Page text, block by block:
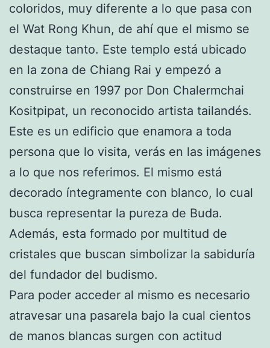
coloridos, muy diferente a lo que pasa con
el Wat Rong Khun, de ahí que el mismo se
destaque tanto. Este templo está ubicado
en la zona de Chiang Rai y empezó a
construirse en 1997 por Don Chalermchai
Kositpipat, un reconocido artista tailandés.
Este es un edificio que enamora a toda
persona que lo visita, verás en las imágenes
a lo que nos referimos. El mismo está
decorado íntegramente con blanco, lo cual
busca representar la pureza de Buda.
Además, esta formado por multitud de
cristales que buscan simbolizar la sabiduría
del fundador del budismo.
Para poder acceder al mismo es necesario
atravesar una pasarela bajo la cual cientos
de manos blancas surgen con actitud